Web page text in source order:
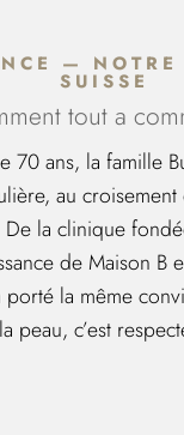
— NOTRE
SUISSE
tout a
70 ans, la famille
au
la clinique
de Maison B
porté la même
peau, c’est